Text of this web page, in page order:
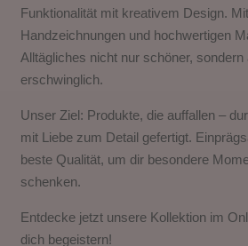
Funktionalität mit kreativem Design.
Handzeichnungen und hochwertigen
Alltägliches nicht nur schöner, sondern
erschwinglich.
Unser Ziel: Produkte, die auffallen –
mit Liebe zum Detail gefertigt.
beste Qualität, um dir besondere
schenken.
Entdecke jetzt unsere Kollektion im
dich begeistern!